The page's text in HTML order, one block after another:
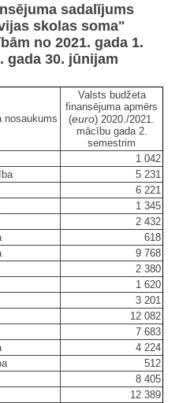
sadalījums
skolas soma"
no 2021. gada 1.
gada 30. jūnijam
nosaukums
Valsts budžeta
finansējuma apmērs
(euro) 2020./2021.
mācību gada 2.
semestrim
1 042
5 231
6 221
1 345
2 432
618
9 768
2 380
1 620
3 201
12 082
7 683
4 224
512
8 405
12 389